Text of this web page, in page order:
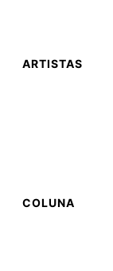
ARTISTAS
COLUNA